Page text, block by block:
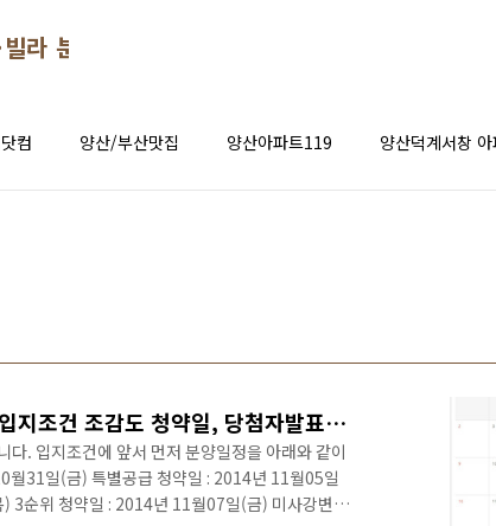
라 분양 시세 정보
컴 양산/부산맛집 양산아파트119 양산덕계서창
서울시 하남구 미사강변센트럴자이 입지조건 조감도 청약일, 당첨자발표일, 계약일[서울아파트분양][경기도 아파트 분양]
. 입지조건에 앞서 먼저 분양일정을 아래와 같이
월31일(금) 특별공급 청약일 : 2014년 11월05일
3순위 청약일 : 2014년 11월07일(금) 미사강변센